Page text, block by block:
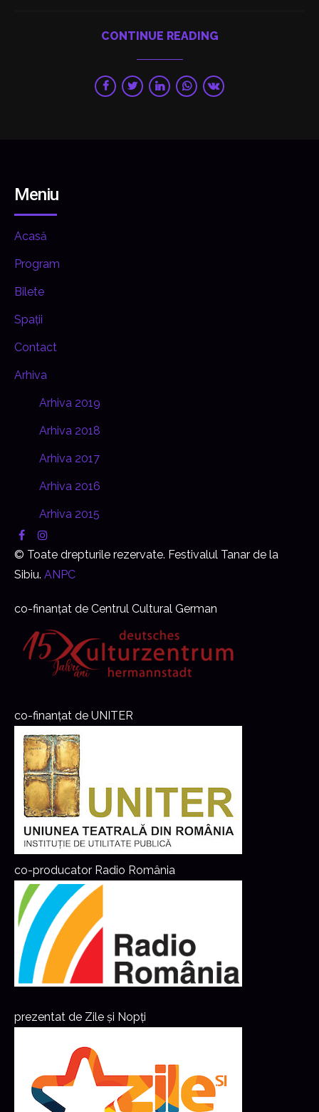
CONTINUE READING
Meniu
Acasă
Program
Bilete
Spații
Contact
Arhiva
Arhiva 2019
Arhiva 2018
Arhiva 2017
Arhiva 2016
Arhiva 2015
© Toate drepturile rezervate. Festivalul Tanar de la
Sibiu. ANPC
co-finanțat de Centrul Cultural German
co-finanțat de UNITER
co-producator Radio România
prezentat de Zile și Nopți